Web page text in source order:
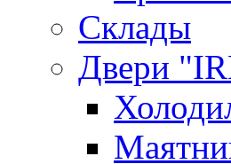
Склады
Двери